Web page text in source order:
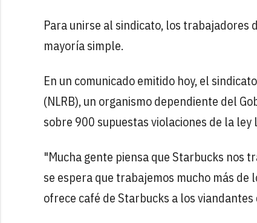
Para unirse al sindicato, los trabajadores
mayoría simple.
En un comunicado emitido hoy, el
(NLRB), un organismo dependiente del
sobre 900 supuestas violaciones de la
"Mucha gente piensa que Starbucks nos
se espera que trabajemos mucho más
ofrece café de Starbucks a los